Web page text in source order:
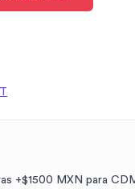
+$1500 MXN para